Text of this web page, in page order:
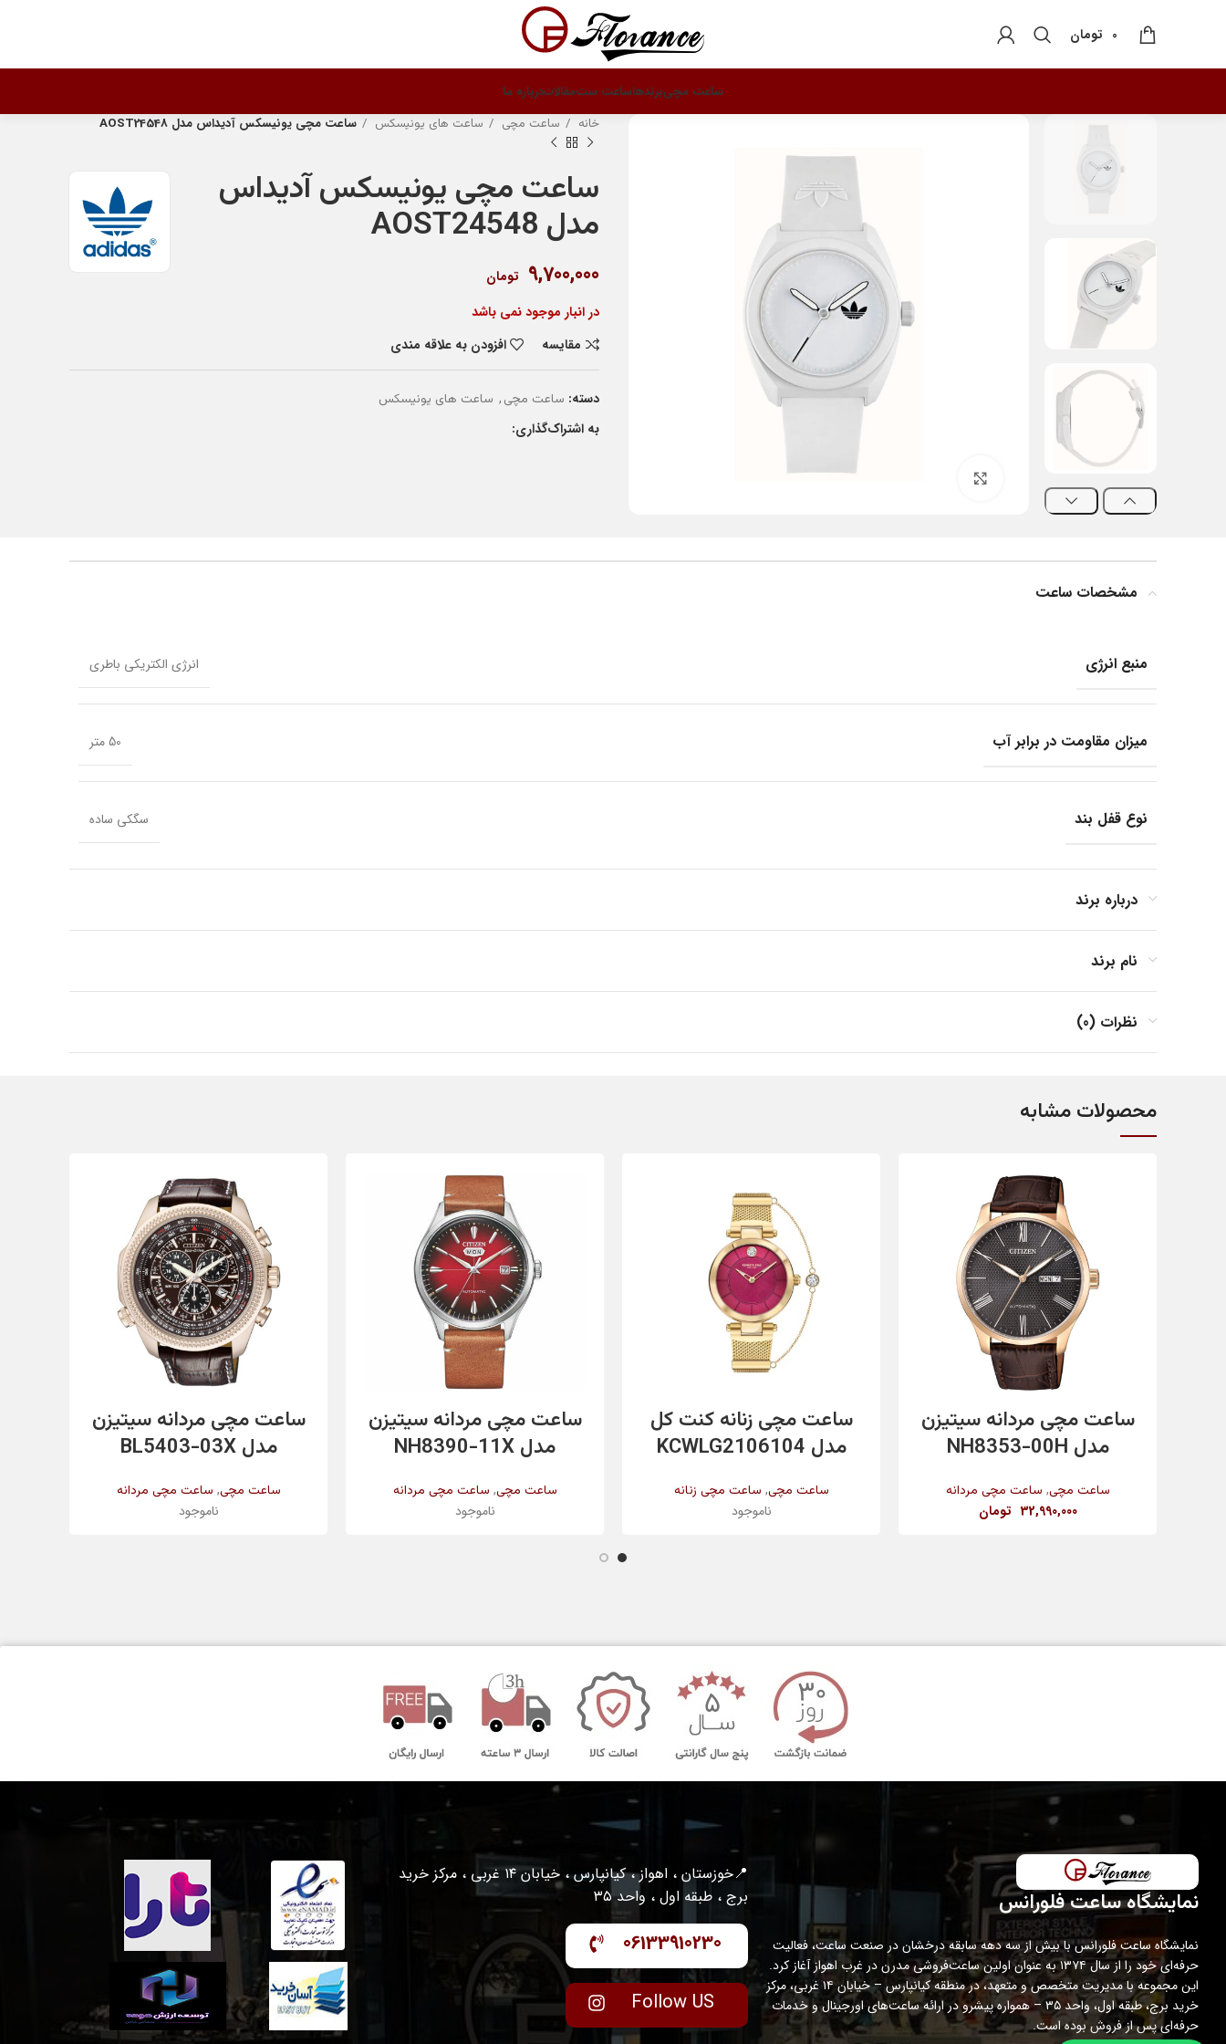
0 تومان
ساعت مچیبرندهاساعت ستمقالاتدرباره ما
خانه ساعت مچی ساعت های یونیسکس ساعت مچی یونیسکس آدیداس مدل AOST24548
ساعت مچی یونیسکس آدیداس
مدل AOST24548
9,700,000 تومان
در انبار موجود نمی باشد
مقایسه
افزودن به علاقه مندی
دسته: ساعت مچی, ساعت های یونیسکس
به اشتراک‌گذاری:
مشخصات ساعت
منبع انرژی انرژی الکتریکی باطری
میزان مقاومت در برابر آب 50 متر
نوع قفل بند سگکی ساده
جنس بند
جنس بدنه
فرم صفحه گرد
مناسب برای
تاریخ شمار
مقاومت در برابر آب
رنگ بند
مدت گارانتی یک سال گارانتی بین المللی
درباره برند
نام برند
نظرات (0)
محصولات مشابه
افزودن به سبد خرید
ساعت مچی مردانه سیتیزن
مدل NH8353-00H
ساعت مچی, ساعت مچی مردانه
32,990,000 تومان
اطلاعات بیشتر
ساعت مچی زنانه کنت کل
مدل KCWLG2106104
ساعت مچی, ساعت مچی زنانه
ناموجود
اطلاعات بیشتر
ساعت مچی مردانه سیتیزن
مدل NH8390-11X
ساعت مچی, ساعت مچی مردانه
ناموجود
اطلاعات بیشتر
ساعت مچی مردانه سیتیزن
مدل BL5403-03X
ساعت مچی, ساعت مچی مردانه
ناموجود
نمایشگاه ساعت فلورانس
نمایشگاه ساعت فلورانس با بیش از سه دهه سابقه درخشان در صنعت ساعت، فعالیت
حرفه‌ای خود را از سال ۱۳۷۴ به عنوان اولین ساعت‌فروشی مدرن در غرب اهواز آغاز کرد.
این مجموعه با مدیریت متخصص و متعهد، در منطقه کیانپارس – خیابان ۱۴ غربی، مرکز
خرید برج، طبقه اول، واحد ۳۵ – همواره پیشرو در ارائه ساعت‌های اورجینال و خدمات
حرفه‌ای پس از فروش بوده است.
📍خوزستان ، اهواز ، کیانپارس ، خیابان ۱۴ غربی ، مرکز خرید
برج ، طبقه اول ، واحد ۳۵
06133910230
Follow US